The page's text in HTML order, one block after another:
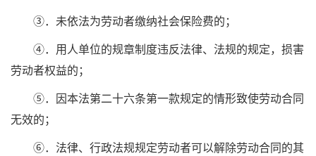
③．未依法为劳动者缴纳社会保险费的；
④．用人单位的规章制度违反法律、法规的规定，损害
劳动者权益的；
⑤．因本法第二十六条第一款规定的情形致使劳动合同
无效的；
⑥．法律、行政法规规定劳动者可以解除劳动合同的其